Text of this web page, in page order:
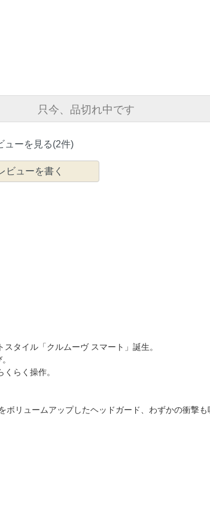
只今、品切れ中です
ューを見る(2件)
ビューを書く
タイル「クルムーヴ スマート」誕生。
らく操作。
リュームアップしたヘッドガード、わずかの衝撃